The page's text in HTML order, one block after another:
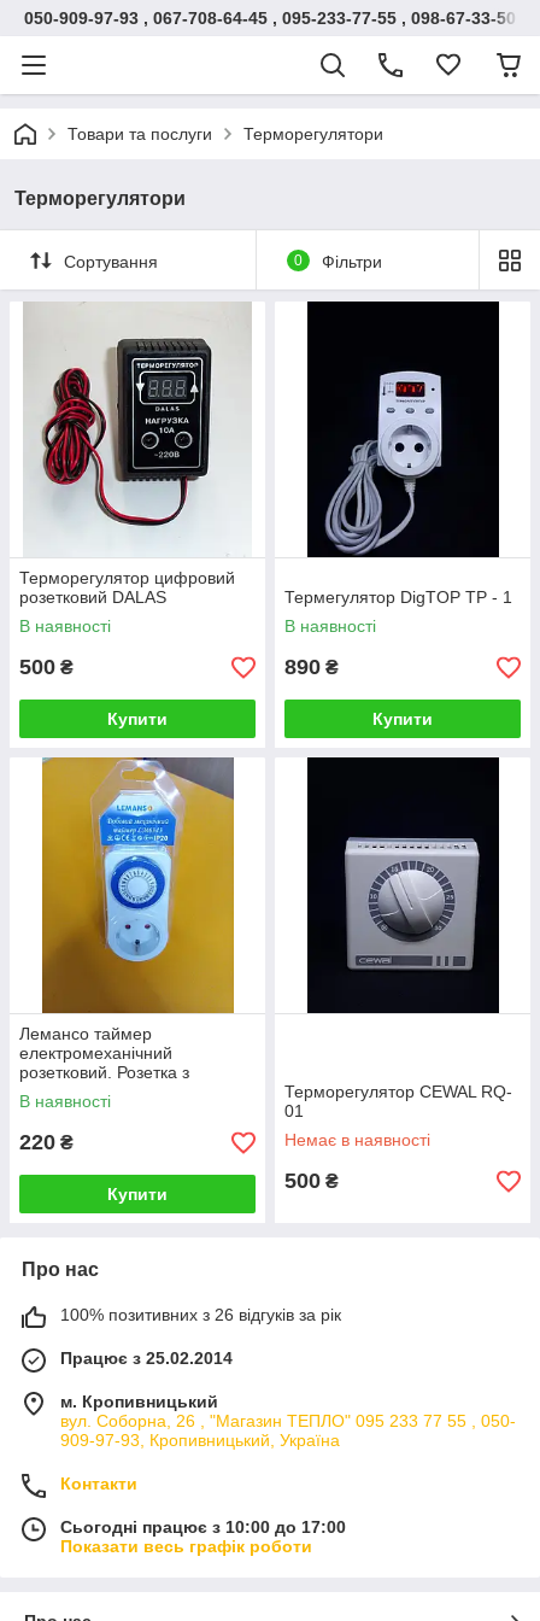
050-909-97-93 , 067-708-64-45 , 095-233-77-55 , 098-67-33-500
Товари та послуги Терморегулятори
Терморегулятори
Сортування 0 Фільтри
Терморегулятор цифровий
розетковий DALAS
В наявності
500 ₴
Купити
Термегулятор DigTOP TP - 1
В наявності
890 ₴
Купити
Лемансо таймер
електромеханічний
розетковий. Розетка з
таймером Lemanso 675
В наявності
220 ₴
Купити
Терморегулятор CEWAL RQ-
01
Немає в наявності
500 ₴
Про нас
100% позитивних з 26 відгуків за рік
Працює з 25.02.2014
м. Кропивницький
вул. Соборна, 26 , "Магазин ТЕПЛО" 095 233 77 55 , 050-
909-97-93, Кропивницький, Україна
Контакти
Сьогодні працює з 10:00 до 17:00
Показати весь графік роботи